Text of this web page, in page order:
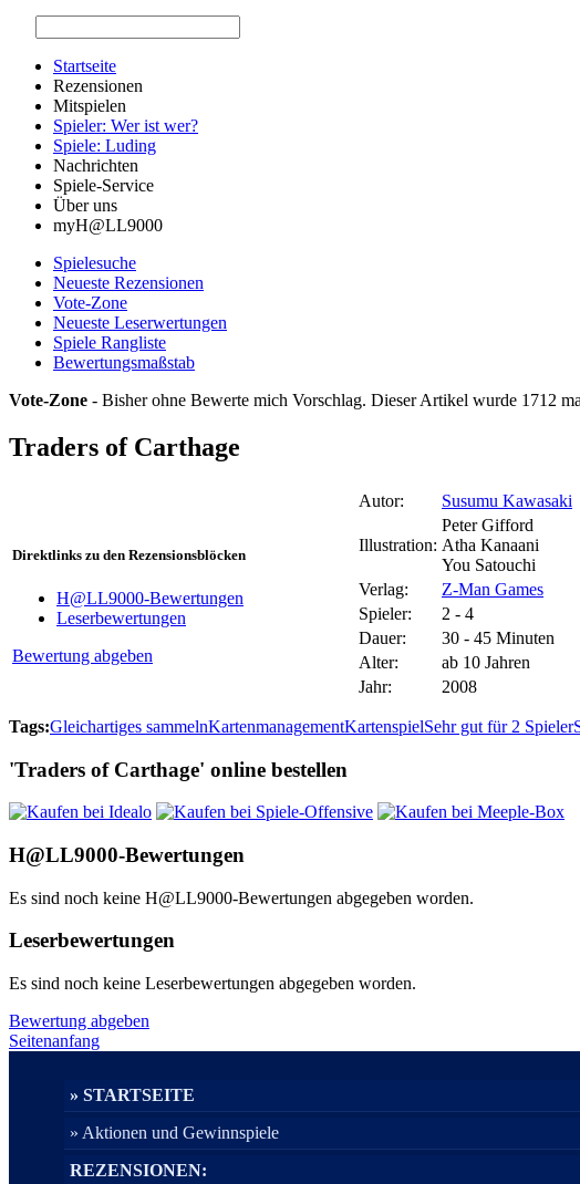
Startseite
Rezensionen
Mitspielen
Spieler: Wer ist wer?
Spiele: Luding
Nachrichten
Spiele-Service
Über uns
myH@LL9000
Spielesuche
Neueste Rezensionen
Vote-Zone
Neueste Leserwertungen
Spiele Rangliste
Bewertungsmaßstab
Vote-Zone - Bisher ohne Bewerte mich Vorschlag. Dieser Artikel wurde 1712
Traders of Carthage
Direktlinks zu den Rezensionsblöcken
H@LL9000-Bewertungen
Leserbewertungen
Bewertung abgeben
Autor: Susumu Kawasaki
Illustration:
Peter Gifford
Atha Kanaani
You Satouchi
Verlag:
Z-Man Games
Spieler:
2 - 4
Dauer:
30 - 45 Minuten
Alter:
ab 10 Jahren
Jahr:
2008
Tags:Gleichartiges sammelnKartenmanagementKartenspielSehr gut für 2 Spieler
'Traders of Carthage' online bestellen
H@LL9000-Bewertungen
Es sind noch keine H@LL9000-Bewertungen abgegeben worden.
Leserbewertungen
Es sind noch keine Leserbewertungen abgegeben worden.
Bewertung abgeben
Seitenanfang
» STARTSEITE
» Aktionen und Gewinnspiele
REZENSIONEN: